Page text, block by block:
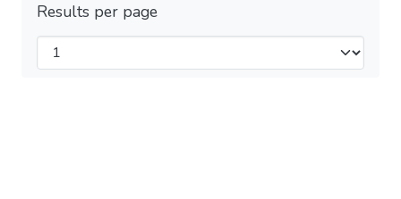
Results per page